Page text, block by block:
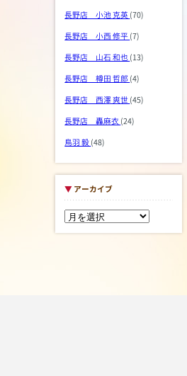
長野店 小池 克英 (70)
長野店 小西 修平 (7)
長野店 山石 和也 (13)
長野店 樽田 哲郎 (4)
長野店 西澤 爽世 (45)
長野店 轟麻衣 (24)
鳥羽 毅 (48)
▼ アーカイブ